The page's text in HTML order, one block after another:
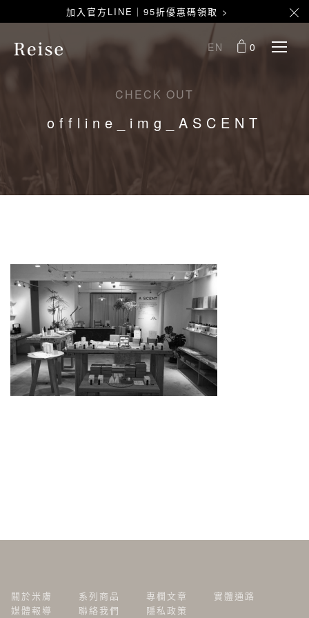
加入官方LINE｜95折優惠碼領取 >
EN 0
CHECK OUT
offline_img_ASCENT
關於米膚 系列商品 專欄文章
實體通路
媒體報導
聯絡我們 隱私政策